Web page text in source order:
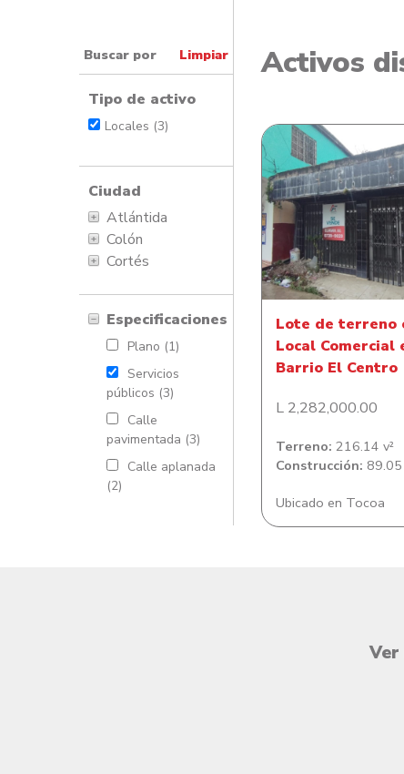
Buscar por Limpiar
Tipo de activo
Locales (3)
Ciudad
Atlántida
Colón
Cortés
Especificaciones
Plano (1)
Servicios
públicos (3)
Calle
pavimentada (3)
Calle aplanada
(2)
Activos
Lote de terreno
Comercial en
Centro
Lote de terreno
Local Comercial
Barrio El Centro
L 2,282,000.00
Terreno: 216.14 v²
Construcción: 89.05
Ubicado en Tocoa
Ver